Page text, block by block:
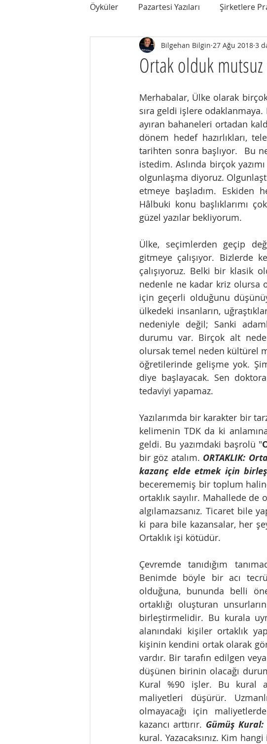
Öyküler Pazartesi Yazıları Şirketlere
Ortak olduk
Bilgehan Bilgin 27 Ağu 2018 3
Merhabalar, Ülke olarak
sıra geldi işlere
ayıran bahaneleri ortadan
dönem hedef hazırlıkları,
tarihten sonra başlıyor.  Bu
istedim. Aslında birçok
olgunlaşma diyoruz.
etmeye başladım. Eskiden
Hâlbuki konu başlıklarımı
güzel yazılar bekliyorum.
Ülke, seçimlerden geçip
gitmeye çalışıyor. Bizlerde
çalışıyoruz. Belki bir klasik
nedenle ne kadar kriz olursa
için geçerli olduğunu
ülkedeki insanların,
nedeniyle değil; Sanki
durumu var. Birçok alt
olursak temel neden kültürel
öğretilerinde gelişme yok.
diye başlayacak. Sen
tedaviyi yapamaz.
Yazılarımda bir karakter bir
kelimenin TDK da ki
geldi. Bu yazımdaki başrolü "
bir göz atalım. ORTAKLIK:
kazanç elde etmek için
becerememiş bir toplum
ortaklık sayılır. Mahallede
algılamazsanız. Ticaret bile
ki para bile kazansalar, her
Ortaklık işi kötüdür.
Çevremde tanıdığım
Benimde böyle bir acı
olduğuna, bununda belli
ortaklığı oluşturan
birleştirmelidir. Bu kurala
alanındaki kişiler ortaklık
kişinin kendini ortak olarak
vardır. Bir tarafın edilgen
düşünen birinin olacağı
Kural %90 işler. Bu kural
maliyetleri düşürür.
olmayacağı için
kazancı arttırır. Gümüş Kural:
kural. Yazacaksınız. Kim